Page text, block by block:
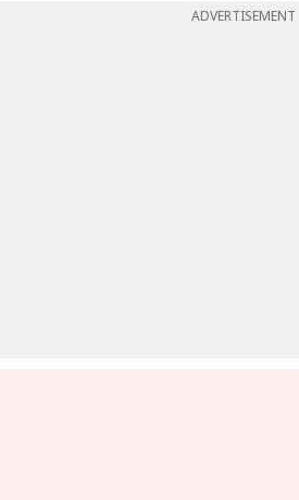
ADVERTISEMENT